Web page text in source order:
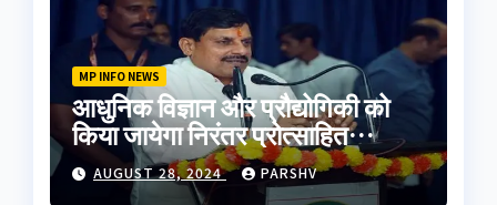
MP INFO NEWS
आधुनिक विज्ञान और प्रौद्योगिकी को
किया जायेगा निरंतर प्रोत्साहित
-मुख्यमंत्री डॉ. यादव
AUGUST 28, 2024 PARSHV